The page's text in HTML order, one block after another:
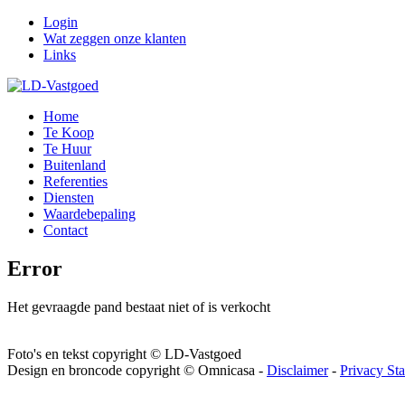
Login
Wat zeggen onze klanten
Links
Home
Te Koop
Te Huur
Buitenland
Referenties
Diensten
Waardebepaling
Contact
Error
Het gevraagde pand bestaat niet of is verkocht
Foto's en tekst copyright © LD-Vastgoed
Design en broncode copyright © Omnicasa - Disclaimer- Privacy